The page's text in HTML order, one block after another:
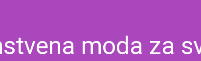
moda za